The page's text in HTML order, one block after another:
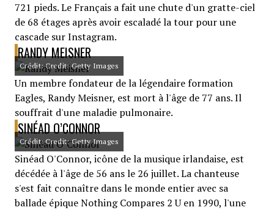
721 pieds. Le Français a fait une chute d'un gratte-ciel
de 68 étages après avoir escaladé la tour pour une
cascade sur Instagram.
RANDY MEISNER
Crédit: Credit: Getty Images
Un membre fondateur de la légendaire formation
Eagles, Randy Meisner, est mort à l'âge de 77 ans. Il
souffrait d'une maladie pulmonaire.
SINÉAD O’CONNOR
Crédit: Credit: Getty Images
Sinéad O'Connor, icône de la musique irlandaise, est
décédée à l'âge de 56 ans le 26 juillet. La chanteuse
s'est fait connaître dans le monde entier avec sa
ballade épique Nothing Compares 2 U en 1990, l'une